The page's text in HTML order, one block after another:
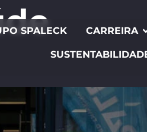
SPALECK CARREIRA